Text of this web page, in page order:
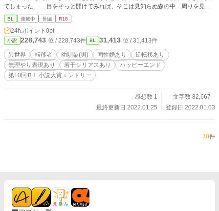
てしまった…… 目をそっと開けてみれば、そこは見知らぬ森の中…周りを見回
してみても森の中……これからどうする？と行く道を決めようと言う時に、何や
らいつもの違うあいつがそこに…… やって来ちゃったと思ったこの国はジェン
ダーフリー、色々フリーな国だった。 国民もフレンドリー…… 帰れないと思っ
たら…え？帰れるの…？ ごく普通の女の子が好きだったはずの俺がこんな事に
巻き込まれて、真逆な態度のあいつにあっちとこっちで振り回されて行くお
話…… 番外編を書き足しています。 良ければお読みください。 R18には＊付
けます。苦手な方は飛ばしてください。最初は無理やりシーンが入ります。 暴
力シーンには*入れます。
BL 連載中 長編 R18
24h.ポイント 0pt
小説 228,743 位 / 228,743件 BL 31,413 位 / 31,413件
異世界 転移者 幼馴染(男) 同性婚あり
逆転移あり
無理やり表現あり
若干シリアスあり
ハッピーエンド
第10回ＢＬ小説大賞エントリー
感想数 1
文字数 82,667
最終更新日 2022.01.25
登録日 2022.01.03
30件